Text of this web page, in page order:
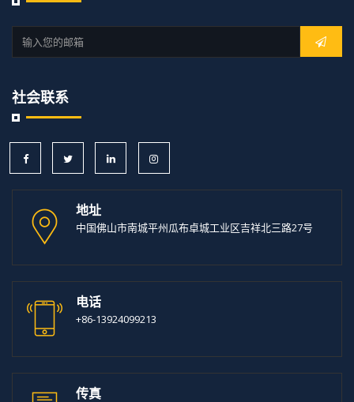
社会联系
地址
中国佛山市南城平州瓜布卓城工业区吉祥北三路27号
电话
+86-13924099213
传真